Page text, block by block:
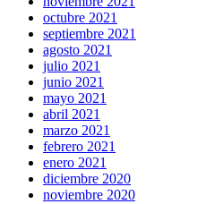
octubre 2021
septiembre 2021
agosto 2021
julio 2021
junio 2021
mayo 2021
abril 2021
marzo 2021
febrero 2021
enero 2021
diciembre 2020
noviembre 2020